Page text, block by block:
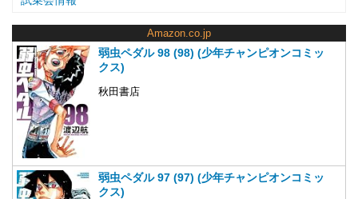
Amazon.co.jp
弱虫ペダル 98 (98) (少年チャンピオンコミッ
クス)
秋田書店
弱虫ペダル 97 (97) (少年チャンピオンコミッ
クス)